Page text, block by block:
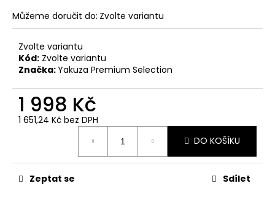
Můžeme doručit do: Zvolte variantu
Zvolte variantu
Kód: Zvolte variantu
Značka:Yakuza Premium Selection
1 998 Kč
1 651,24 Kč bez DPH
DO KOŠÍKU
Zeptat se Sdílet
e
PÁNSKÉ
OLIVOVÉ
TRIČKO
PREMIUM
204
848
Kč